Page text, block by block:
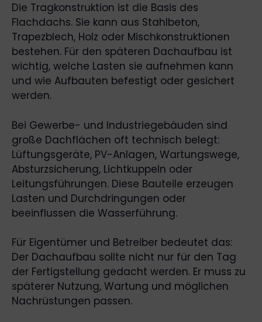
Die Tragkonstruktion ist die Basis des
Flachdachs. Sie kann aus Stahlbeton,
Trapezblech, Holz oder Mischkonstruktionen
bestehen. Für den späteren Dachaufbau ist
wichtig, welche Lasten sie aufnehmen kann
und wie Aufbauten befestigt oder gesichert
werden.
Bei Gewerbe- und Industriegebäuden sind
große Dachflächen oft technisch belegt:
Lüftungsgeräte, PV-Anlagen, Wartungswege,
Absturzsicherung, Lichtkuppeln oder
Leitungsführungen. Diese Bauteile erzeugen
Lasten und Durchdringungen oder
beeinflussen die Wasserführung.
Für Eigentümer und Betreiber bedeutet das:
Der Dachaufbau sollte nicht nur für den Tag
der Fertigstellung gedacht werden. Er muss zu
späterer Nutzung, Wartung und möglichen
Nachrüstungen passen.